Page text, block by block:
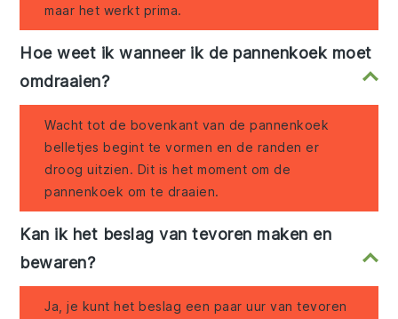
maar het werkt prima.
Hoe weet ik wanneer ik de pannenkoek moet
omdraaien?
Wacht tot de bovenkant van de pannenkoek
belletjes begint te vormen en de randen er
droog uitzien. Dit is het moment om de
pannenkoek om te draaien.
Kan ik het beslag van tevoren maken en
bewaren?
Ja, je kunt het beslag een paar uur van tevoren